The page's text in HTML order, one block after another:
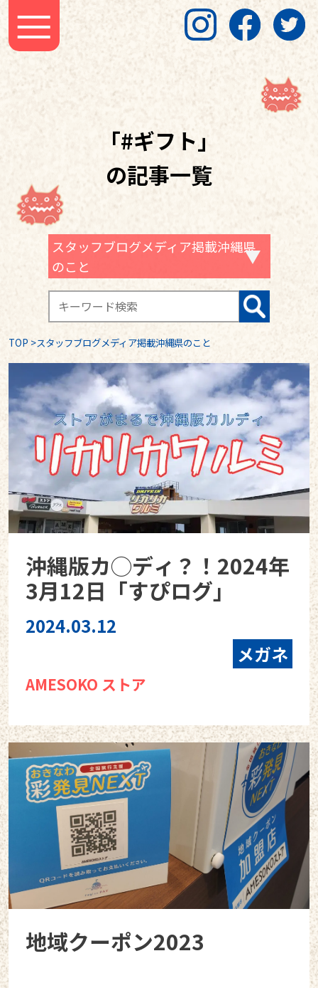
「#ギフト」
の記事一覧
スタッフブログメディア掲載沖縄県
のこと
TOP >スタッフブログメディア掲載沖縄県のこと
沖縄版カ◯ディ？！2024年
3月12日「すぴログ」
2024.03.12
メガネ
AMESOKO ストア
地域クーポン2023